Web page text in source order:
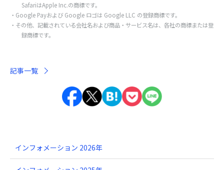
SafariはApple Inc.の商標です。
Google Payおよび Google ロゴは Google LLC の登録商標です。
その他、記載されている会社名および商品・サービス名は、各社の商標または登
録商標です。
記事一覧
インフォメーション 2026年